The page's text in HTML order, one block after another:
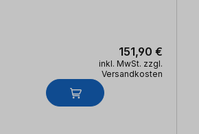
151,90 €
inkl. MwSt. zzgl.
Versandkosten